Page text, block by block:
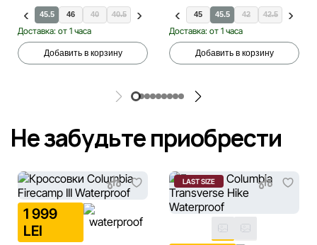
45 45.5 46 40 40.5 41 42.5 43 44 47.5
Доставка: от 1 часа
Добавить в корзину
41 43 44.5 45 45.5 42 42.5
Доставка: от 1 часа
Добавить в корзину
Не забудьте приобрести
1 999
LEI
LAST SIZE